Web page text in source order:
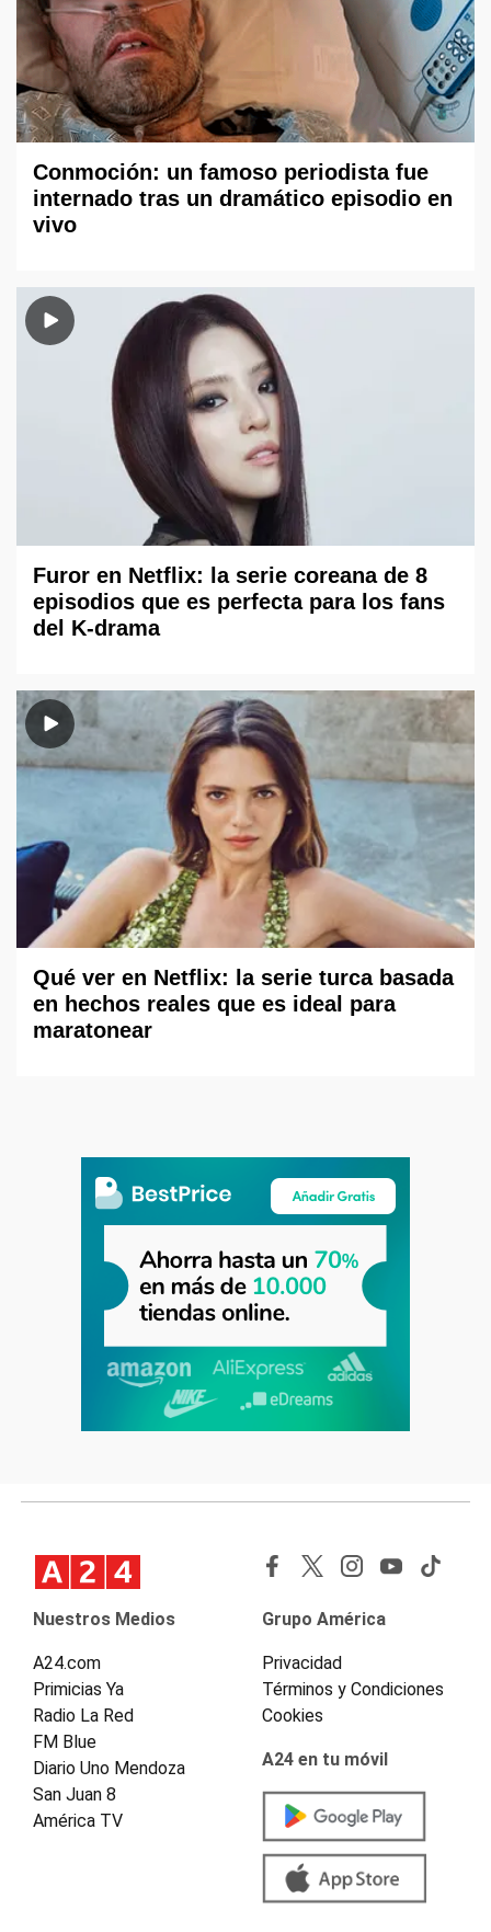
Conmoción: un famoso periodista fue
internado tras un dramático episodio en
vivo
Furor en Netflix: la serie coreana de 8
episodios que es perfecta para los fans
del K-drama
Qué ver en Netflix: la serie turca basada
en hechos reales que es ideal para
maratonear
Nuestros Medios
A24.com
Primicias Ya
Radio La Red
FM Blue
Diario Uno Mendoza
San Juan 8
América TV
Grupo América
Privacidad
Términos y Condiciones
Cookies
A24 en tu móvil